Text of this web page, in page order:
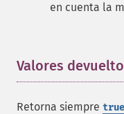
en cuenta la
Valores
Retorna siempre true